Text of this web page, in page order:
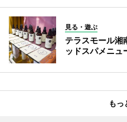
見る・遊ぶ
テラスモール湘
ッドスパメニュ
もっ